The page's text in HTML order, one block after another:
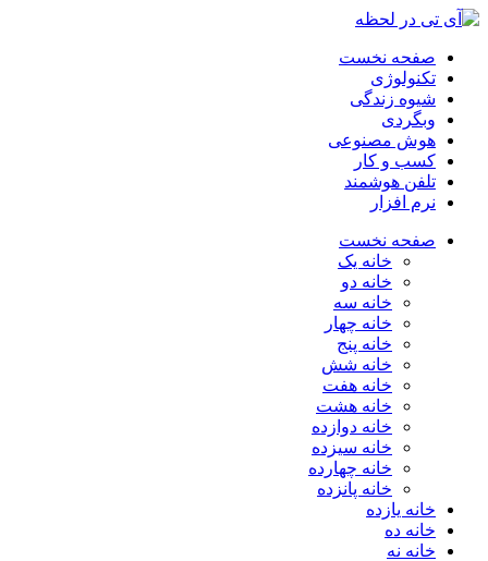
صفحه نخست
تکنولوژی
شیوه زندگی
وبگردی
هوش مصنوعی
کسب و کار
تلفن هوشمند
نرم افزار
صفحه نخست
خانه یک
خانه دو
خانه سه
خانه چهار
خانه پنج
خانه شش
خانه هفت
خانه هشت
خانه دوازده
خانه سیزده
خانه چهارده
خانه پانزده
خانه یازده
خانه ده
خانه نه